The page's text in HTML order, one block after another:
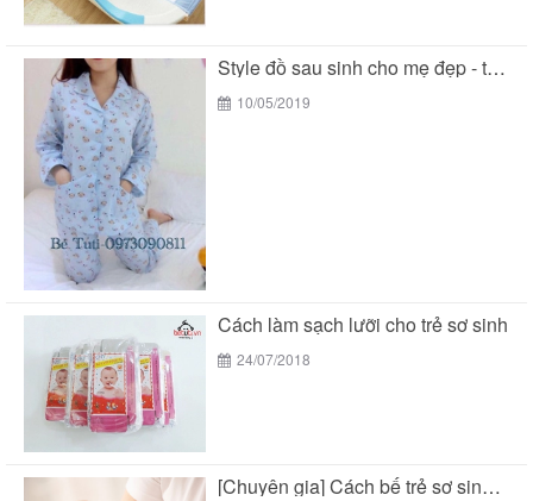
Style đồ sau sinh cho mẹ đẹp - tiện...
10/05/2019
Cách làm sạch lưỡi cho trẻ sơ sinh
24/07/2018
[Chuyên gia] Cách bế trẻ sơ sinh chuẩn theo...